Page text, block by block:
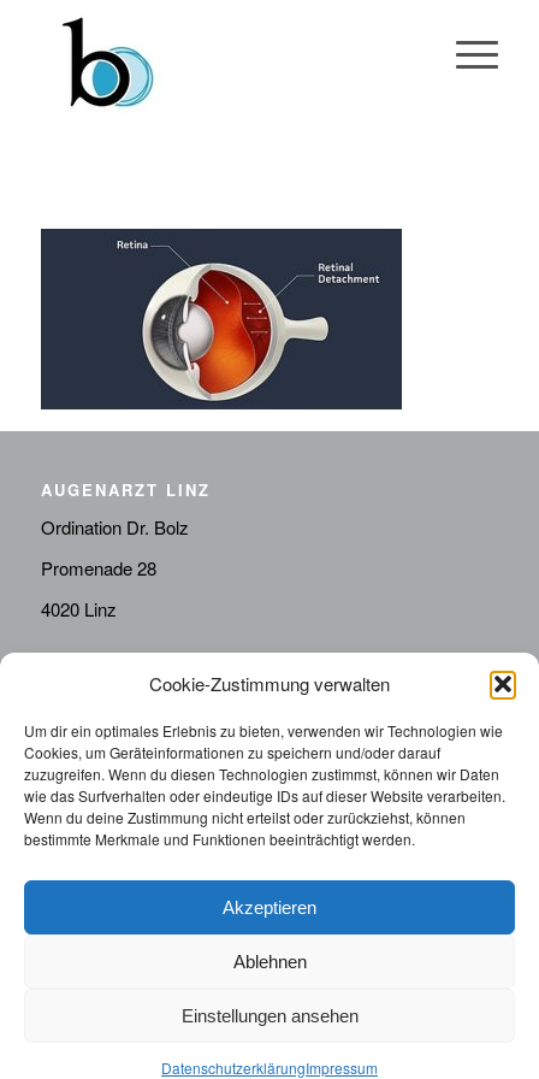
Cookie-Zustimmung verwalten
Um dir ein optimales Erlebnis zu bieten, verwenden wir Technologien wie
Cookies, um Geräteinformationen zu speichern und/oder darauf
zuzugreifen. Wenn du diesen Technologien zustimmst, können wir Daten
wie das Surfverhalten oder eindeutige IDs auf dieser Website verarbeiten.
Wenn du deine Zustimmung nicht erteilst oder zurückziehst, können
bestimmte Merkmale und Funktionen beeinträchtigt werden.
Akzeptieren
Ablehnen
Einstellungen ansehen
DatenschutzerklärungImpressum
AUGENARZT LINZ
Ordination Dr. Bolz
Promenade 28
4020 Linz
Telefon:
0676814287655
sekretariat@drbolz.at
ORDINATIONSZEITEN
Telefonische Terminvereinbarung: Montag – Freitag von
© 2025 | Augenarzt Dr. Bolz |Impressum